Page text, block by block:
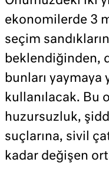
ekonomilerde 3
seçim
beklendiğinden,
bunları
kullanılacak. Bu
huzursuzluk,
suçlarına, sivil
kadar değişen